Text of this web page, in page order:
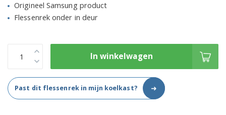
Origineel Samsung product
Flessenrek onder in deur
In winkelwagen
Past dit flessenrek in mijn koelkast? ➜